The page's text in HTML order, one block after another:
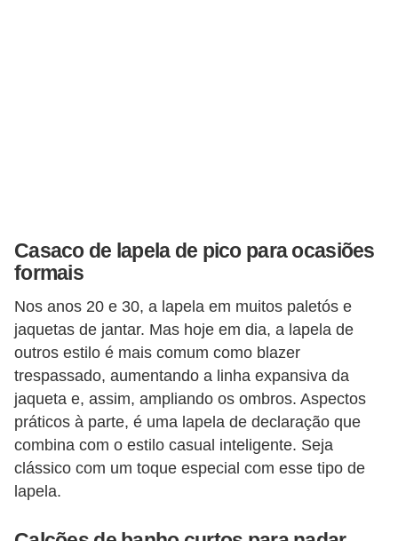
Casaco de lapela de pico para ocasiões
formais
Nos anos 20 e 30, a lapela em muitos paletós e
jaquetas de jantar. Mas hoje em dia, a lapela de
outros estilo é mais comum como blazer
trespassado, aumentando a linha expansiva da
jaqueta e, assim, ampliando os ombros. Aspectos
práticos à parte, é uma lapela de declaração que
combina com o estilo casual inteligente. Seja
clássico com um toque especial com esse tipo de
lapela.